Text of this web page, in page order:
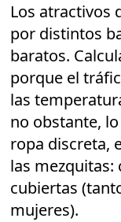
Los atractivos
por distintos
baratos.
porque el
las
no obstante,
ropa discreta,
las mezquitas:
cubiertas
mujeres).